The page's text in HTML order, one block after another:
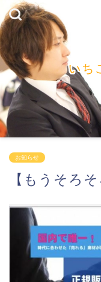
いち
お知らせ
【もうそろ